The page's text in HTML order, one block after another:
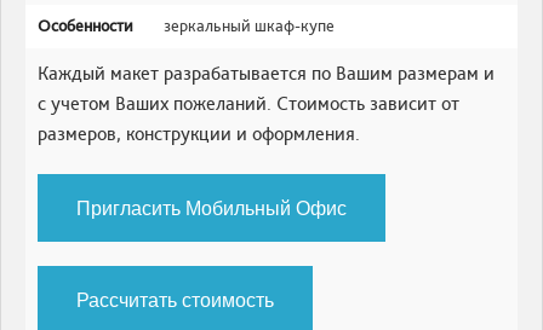
Особенности зеркальный шкаф-купе
Каждый макет разрабатывается по Вашим размерам и
с учетом Ваших пожеланий. Стоимость зависит от
размеров, конструкции и оформления.
Пригласить Мобильный Офис
Рассчитать стоимость